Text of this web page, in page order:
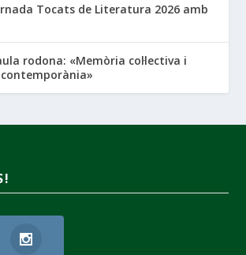
Tocats de Literatura 2026 amb
rodona: «Memòria col·lectiva i